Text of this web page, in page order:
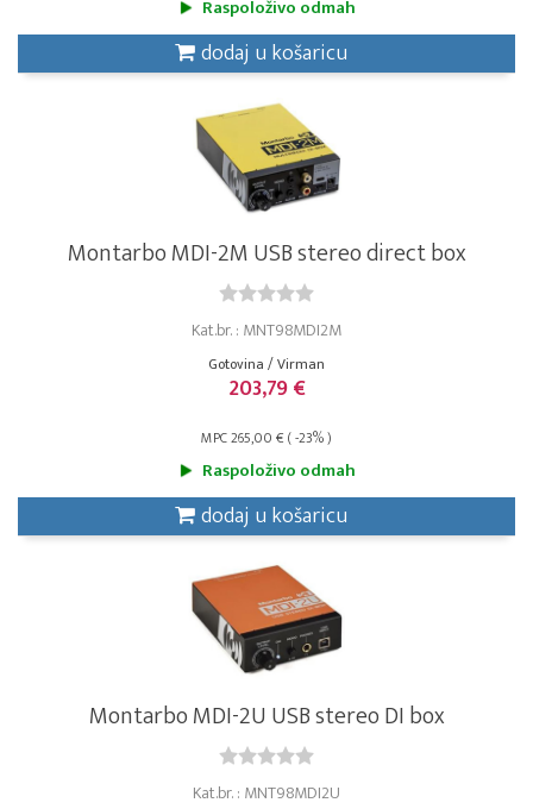
Raspoloživo odmah
dodaj u košaricu
Montarbo MDI-2M USB stereo direct box
Kat.br. : MNT98MDI2M
Gotovina / Virman
203,79 €
MPC 265,00 € ( -23% )
Raspoloživo odmah
dodaj u košaricu
Montarbo MDI-2U USB stereo DI box
Kat.br. : MNT98MDI2U